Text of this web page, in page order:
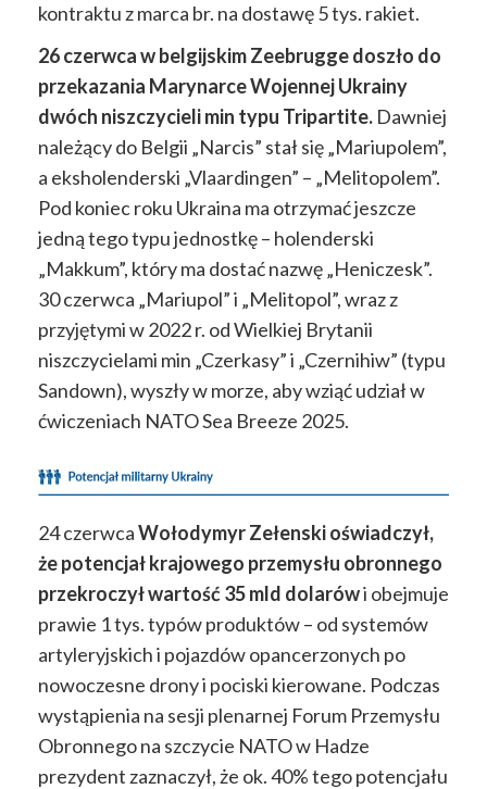
kontraktu z marca br. na dostawę 5 tys. rakiet.
26 czerwca w belgijskim Zeebrugge doszło do
przekazania Marynarce Wojennej Ukrainy
dwóch niszczycieli min typu Tripartite. Dawniej
należący do Belgii „Narcis” stał się „Mariupolem”,
a eksholenderski „Vlaardingen” – „Melitopolem”.
Pod koniec roku Ukraina ma otrzymać jeszcze
jedną tego typu jednostkę – holenderski
„Makkum”, który ma dostać nazwę „Heniczesk”.
30 czerwca „Mariupol” i „Melitopol”, wraz z
przyjętymi w 2022 r. od Wielkiej Brytanii
niszczycielami min „Czerkasy” i „Czernihiw” (typu
Sandown), wyszły w morze, aby wziąć udział w
ćwiczeniach NATO Sea Breeze 2025.
24 czerwcaWołodymyr Zełenski oświadczył,
że potencjał krajowego przemysłu obronnego
przekroczył wartość 35 mld dolarówi obejmuje
prawie 1 tys. typów produktów – od systemów
artyleryjskich i pojazdów opancerzonych po
nowoczesne drony i pociski kierowane. Podczas
wystąpienia na sesji plenarnej Forum Przemysłu
Obronnego na szczycie NATO w Hadze
prezydent zaznaczył, że ok. 40% tego potencjału